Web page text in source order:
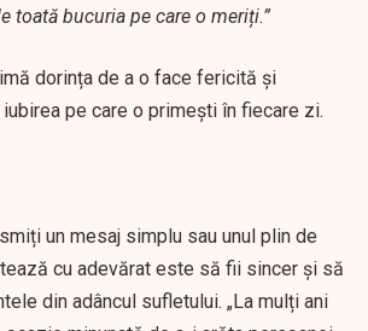
toată bucuria pe care o meriți.”
dorința de a o face fericită și
pe care o primești în fiecare zi.
un mesaj simplu sau unul plin de
cu adevărat este să fii sincer și să
din adâncul sufletului. „La mulți ani